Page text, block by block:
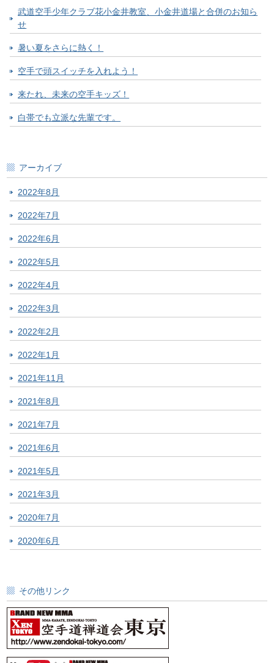
武道空手少年クラブ花小金井教室、小金井道場と合併のお知ら
せ
暑い夏をさらに熱く！
空手で頭スイッチを入れよう！
来たれ、未来の空手キッズ！
白帯でも立派な先輩です。
アーカイブ
2022年8月
2022年7月
2022年6月
2022年5月
2022年4月
2022年3月
2022年2月
2022年1月
2021年11月
2021年8月
2021年7月
2021年6月
2021年5月
2021年3月
2020年7月
2020年6月
その他リンク